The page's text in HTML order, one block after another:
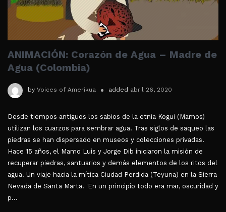
ANIMACIÓN: Corazón de Agua – Madre de
Agua (Colombia)
by Voices of Amerikua added abril 26, 2020
Desde tiempos antiguos los sabios de la etnia Kogui (Mamos)
utilizan los cuarzos para sembrar agua. Tras siglos de saqueo las
piedras se han dispersado en museos y colecciones privadas.
Hace 15 años, el Mamo Luis y Jorge Dib iniciaron la misión de
recuperar piedras, santuarios y demás elementos de los ritos del
agua. Un viaje hacia la mítica Ciudad Perdida (Teyuna) en la Sierra
Nevada de Santa Marta. 'En un principio todo era mar, oscuridad y
p...